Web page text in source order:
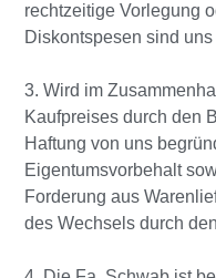
rechtzeitige Vorlegung
Diskontspesen sind
3. Wird im
Kaufpreises durch den
Haftung von uns
Eigentumsvorbehalt
Forderung aus
des Wechsels durch